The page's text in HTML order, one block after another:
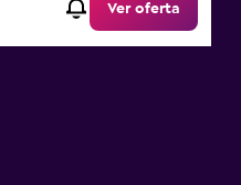
Ver oferta